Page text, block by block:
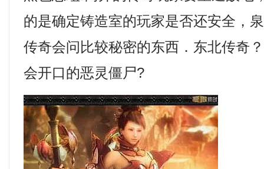
的是确定铸造室的玩家是否还安全，
传奇会问比较秘密的东西．东北传奇
会开口的恶灵僵尸?